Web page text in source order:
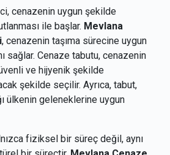
cenazenin uygun şekilde
ile başlar. Mevlana
, cenazenin taşıma sürecine uygun
sağlar. Cenaze tabutu, cenazenin
ve hijyenik şekilde
şekilde seçilir. Ayrıca, tabut,
ülkenin geleneklerine uygun
fiziksel bir süreç değil, aynı